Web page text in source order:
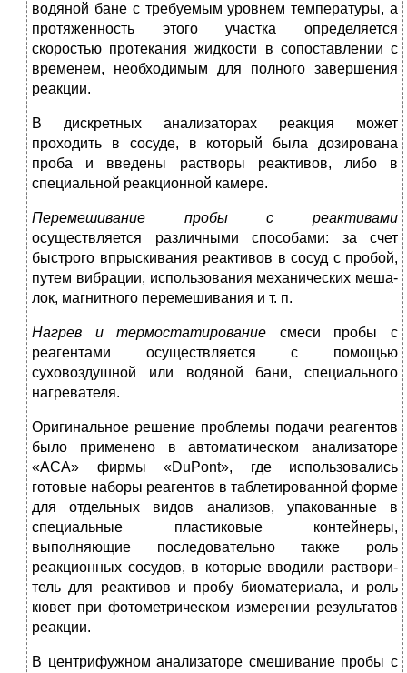
водяной бане с требуемым уровнем температуры, а
протяжен­ность этого участка определяется
скоростью протекания жидко­сти в сопоставлении с
временем, необходимым для полного за­вершения
реакции.
В дискретных анализаторах реакция может
проходить в сосуде, в который была дозирована
проба и введены растворы реактивов, либо в
специальной реакционной камере.
Перемешивание пробы с реактивами
осуществляется различны­ми способами: за счет
быстрого впрыскивания реактивов в сосуд с пробой,
путем вибрации, использования механических меша­
лок, магнитного перемешивания и т. п.
Нагрев и термостатирование смеси пробы с
реагентами осуще­ствляется с помощью
суховоздушной или водяной бани, специ­ального
нагревателя.
Оригинальное решение проблемы подачи реагентов
было при­менено в автоматическом анализаторе
«АСА» фирмы «DuPont», где использовались
готовые наборы реагентов в таблетированной форме
для отдельных видов анализов, упакованные в
специаль­ные пластиковые контейнеры,
выполняющие последовательно также роль
реакционных сосудов, в которые вводили раствори­
тель для реактивов и пробу биоматериала, и роль
кювет при фото­метрическом измерении результатов
реакции.
В центрифужном анализаторе смешивание пробы с